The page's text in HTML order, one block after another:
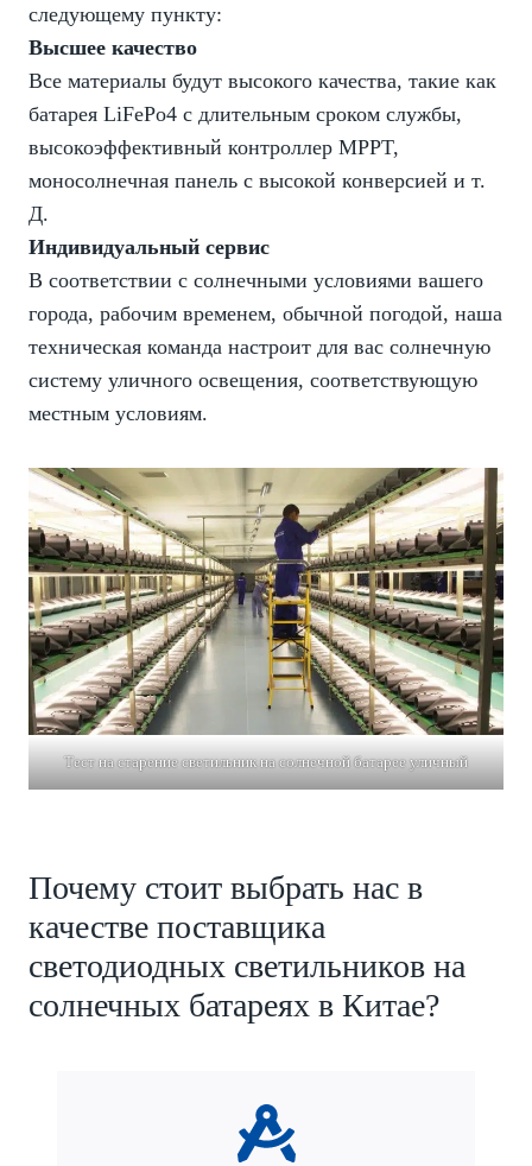
следующему пункту:
Высшее качество
Все материалы будут высокого качества, такие как
батарея LiFePo4 с длительным сроком службы,
высокоэффективный контроллер MPPT,
моносолнечная панель с высокой конверсией и т.
Д.
Индивидуальный сервис
В соответствии с солнечными условиями вашего
города, рабочим временем, обычной погодой, наша
техническая команда настроит для вас солнечную
систему уличного освещения, соответствующую
местным условиям.
Тест на старение светильник на солнечной батарее уличный
Почему стоит выбрать нас в
качестве поставщика
светодиодных светильников на
солнечных батареях в Китае?